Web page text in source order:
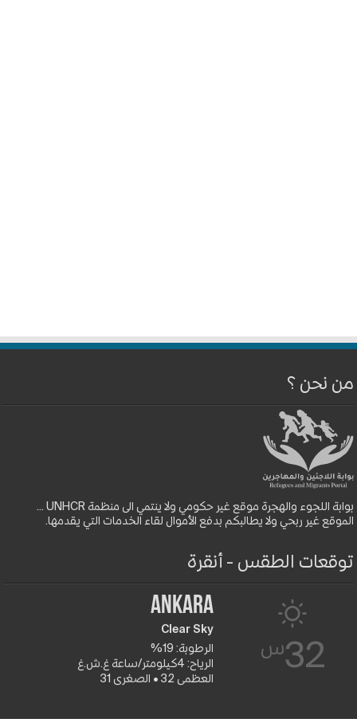
من نحن ؟
بوابة اللجوء والهجرة موقع غير حكومي ولا ينتمي الى منظمة UNHCR ...
الموقع غير ربحي ولا يطالبكم بدفع الأموال لقاء الخدمات التي يقدمها.
توقعات الطقس - أنقرة
32س
Ankara
Clear Sky
الرطوبة: 19%
الرياح: 4كيلومتر/ساعة غ.ش.غ
العظمى 32 • الصغرى 31